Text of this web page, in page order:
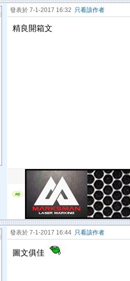
發表於 7-1-2017 16:32 只看該作者
精良開箱文
發表於 7-1-2017 16:44 只看該作者
圖文俱佳